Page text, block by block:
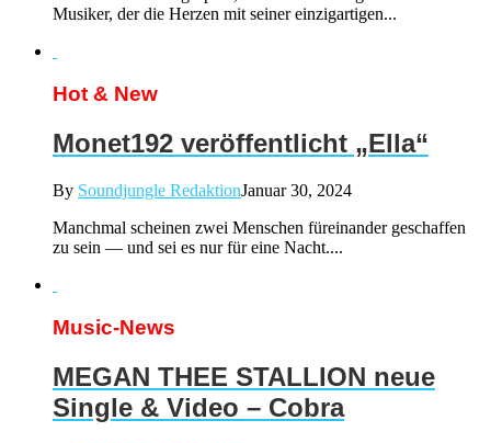
Musiker, der die Herzen mit seiner einzigartigen...
Hot & New
Monet192 veröffentlicht „Ella“
By Soundjungle RedaktionJanuar 30, 2024
Manchmal scheinen zwei Menschen füreinander geschaffen
zu sein — und sei es nur für eine Nacht....
Music-News
MEGAN THEE STALLION neue
Single & Video – Cobra